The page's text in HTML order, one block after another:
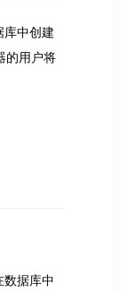
库中创建
的用户将
数据库中